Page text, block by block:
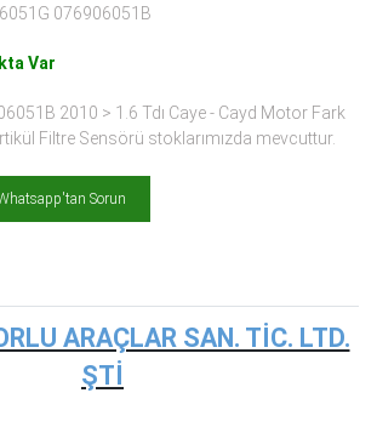
076906051B
Var
2010 > 1.6 Tdı Caye - Cayd Motor Fark
Filtre Sensörü stoklarımızda mevcuttur.
Sorun
ARAÇLAR SAN. TİC. LTD.
ŞTİ